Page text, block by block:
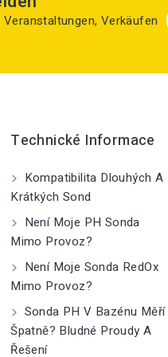
Verkäufen
Technické Informace
Kompatibilita Dlouhých A
Krátkých Sond
Není Moje PH Sonda
Mimo Provoz?
Není Moje Sonda RedOx
Mimo Provoz?
Sonda PH V Bazénu Měří
Špatně? Bludné Proudy A
Řešení